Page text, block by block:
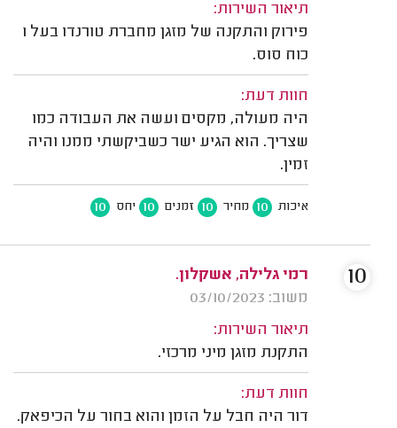
תיאור השירות:
פירוק והתקנה של מזגן מחברת טורנדו בעל 1
כוח סוס.
חוות דעת:
היה מעולה, מקסים ועשה את העבודה כמו
שצריך. הוא הגיע ישר כשביקשתי ממנו והיה
זמין.
איכות 10 מחיר 10 זמנים 10 יחס 10
רמי גלילה, אשקלון.
משוב: 03/10/2023
תיאור השירות:
התקנת מזגן מיני מרכזי.
חוות דעת:
דור היה חבל על הזמן והוא בחור על הכיפאק.
10